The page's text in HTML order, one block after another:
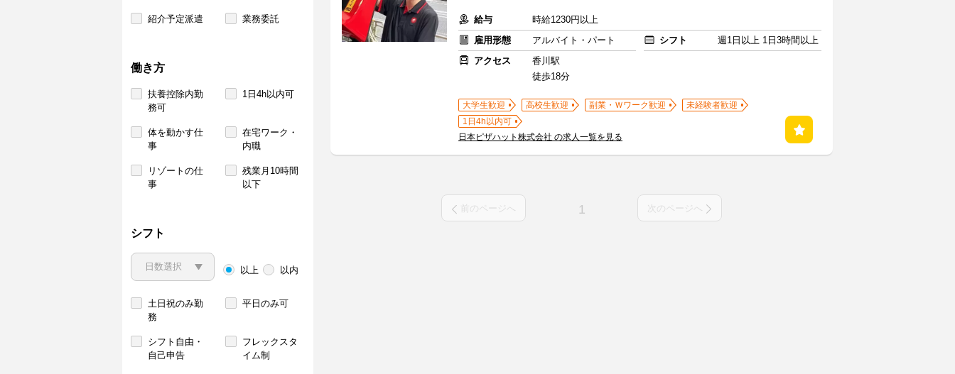
紹介予定派遣 業務委託
働き方
扶養控除内勤
務可
1日4h以内可
体を動かす仕
事
在宅ワーク・
内職
リゾートの仕
事
残業月10時間
以下
シフト
以上 以内
土日祝のみ勤
務
平日のみ可
シフト自由・
自己申告
フレックスタ
イム制
給与
時給1230円以上
雇用形態
アルバイト・パート シフト
週1日以上 1日3時間以上
アクセス
香川駅
徒歩18分
大学生歓迎 高校生歓迎 副業・Ｗワーク歓迎
未経験者歓迎
1日4h以内可
日本ピザハット株式会社 の求人一覧を見る
前のページへ 1 次のページへ